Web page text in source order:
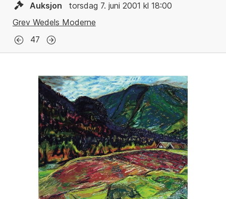
Auksjon
torsdag 7. juni 2001 kl 18:00
Grev Wedels Moderne
47